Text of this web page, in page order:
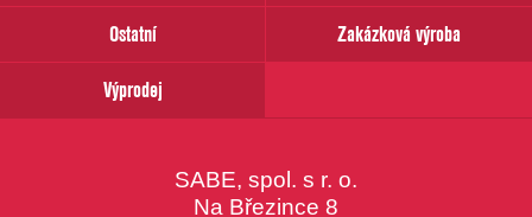
Ostatní
Zakázková výroba
Výprodej
SABE, spol. s r. o.
Na Březince 8